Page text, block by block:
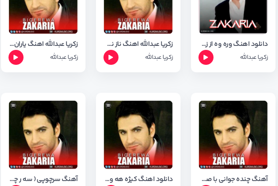
دانلود اهنگ وره وه از زکریا عبدالله با کیفیت ۳۲۰
زکریا عبدالله
زکریا عبدالله اهنگ ناز نکه با کیفیت ۳۲۰
زکریا عبدالله
زکریا عبدالله اهنگ یاران + شعر اهنگ
زکریا عبدالله
آهنگ چنده جوانی با صدای زکریا عبدالله با کیفیت orginal دانلود اهنگ کیژه هه ولیری ( هولیری ) از زکریا عبدالله آهنگ سرچوپی ( سه ر چوپی ) زکریا عبدالله + شعر اهنگ